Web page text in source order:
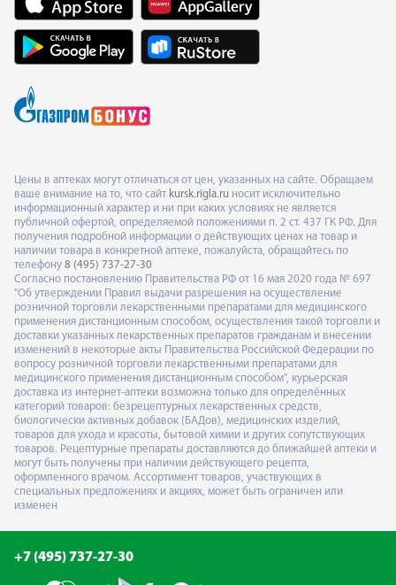
Цены в аптеках могут отличаться от цен, указанных на сайте. Обращаем
ваше внимание на то, что сайт kursk.rigla.ru носит исключительно
информационный характер и ни при каких условиях не является
публичной офертой, определяемой положениями п. 2 ст. 437 ГК РФ. Для
получения подробной информации о действующих ценах на товар и
наличии товара в конкретной аптеке, пожалуйста, обращайтесь по
телефону 8 (495) 737-27-30
Согласно постановлению Правительства РФ от 16 мая 2020 года № 697
"Об утверждении Правил выдачи разрешения на осуществление
розничной торговли лекарственными препаратами для медицинского
применения дистанционным способом, осуществления такой торговли и
доставки указанных лекарственных препаратов гражданам и внесении
изменений в некоторые акты Правительства Российской Федерации по
вопросу розничной торговли лекарственными препаратами для
медицинского применения дистанционным способом", курьерская
доставка из интернет-аптеки возможна только для определённых
категорий товаров: безрецептурных лекарственных средств,
биологически активных добавок (БАДов), медицинских изделий,
товаров для ухода и красоты, бытовой химии и других сопутствующих
товаров. Рецептурные препараты доставляются до ближайшей аптеки и
могут быть получены при наличии действующего рецепта,
оформленного врачом. Ассортимент товаров, участвующих в
специальных предложениях и акциях, может быть ограничен или
изменен
+7 (495) 737-27-30